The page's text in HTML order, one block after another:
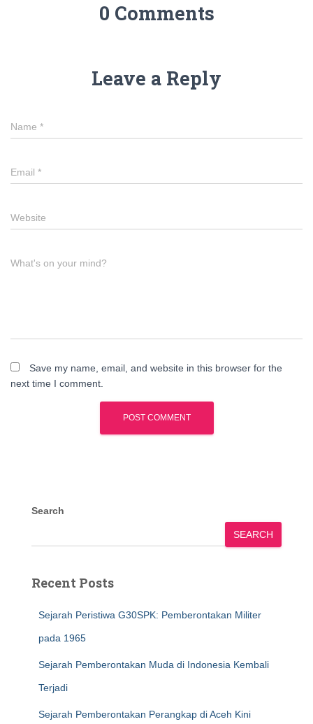
0 Comments
Leave a Reply
Name *
Email *
Website
What's on your mind?
Save my name, email, and website in this browser for the
next time I comment.
Search
SEARCH
Recent Posts
Sejarah Peristiwa G30SPK: Pemberontakan Militer
pada 1965
Sejarah Pemberontakan Muda di Indonesia Kembali
Terjadi
Sejarah Pemberontakan Perangkap di Aceh Kini